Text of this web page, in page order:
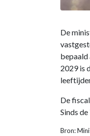
De
bepaald
2029 is
De
Sinds
Bron: